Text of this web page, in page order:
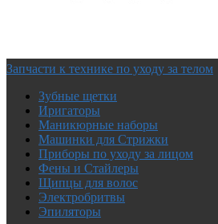
Запчасти к технике по уходу за телом
Зубные щетки
Иригаторы
Маникюрные наборы
Машинки для Стрижки
Приборы по уходу за лицом
Фены и Стайлеры
Щипцы для волос
Электробритвы
Эпиляторы